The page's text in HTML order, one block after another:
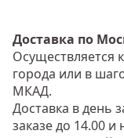
Доставка по
Осуществляется
города или в
МКАД.
Доставка в день
заказе до 14.00